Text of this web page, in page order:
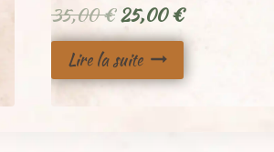
35,00€ Le
prix
initial
25,00€Le
prix
Lire la suite